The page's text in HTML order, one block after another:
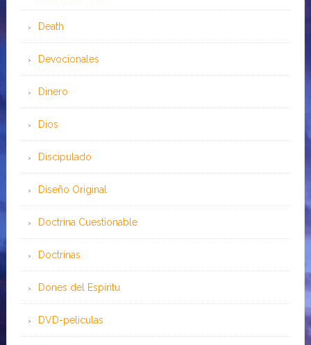
Death
Devocionales
Dinero
Dios
Discipulado
Diseño Original
Doctrina Cuestionable
Doctrinas
Dones del Espíritu
DVD-peliculas